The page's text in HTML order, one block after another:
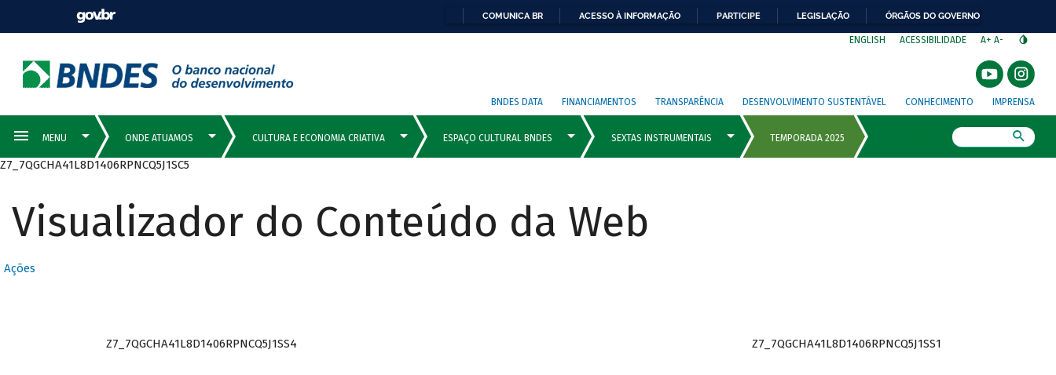
COMUNICA BR ACESSO À INFORMAÇÃO PARTICIPE LEGISLAÇÃO ÓRGÃOS DO GOVERNO
ENGLISH ACESSIBILIDADE A+ A-
BNDES DATA FINANCIAMENTOS TRANSPARÊNCIA DESENVOLVIMENTO SUSTENTÁVEL CONHECIMENTO IMPRENSA
Z7_7QGCHA41L8D1406RPNCQ5J1SC5
Visualizador do Conteúdo da Web
Ações
Z7_7QGCHA41L8D1406RPNCQ5J1SS4 Z7_7QGCHA41L8D1406RPNCQ5J1SS1